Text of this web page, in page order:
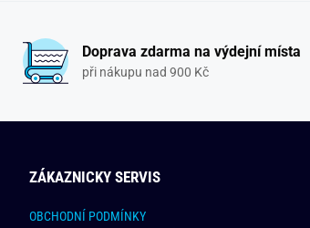
Doprava zdarma na výdejní místa
při nákupu nad 900 Kč
ZÁKAZNICKY SERVIS
OBCHODNÍ PODMÍNKY